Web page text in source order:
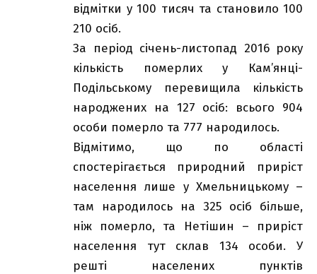
відмітки у 100 тисяч та становило 100
210 осіб.
За період січень-листопад 2016 року
кількість померлих у Кам’янці-
Подільському перевищила кількість
народжених на 127 осіб: всього 904
особи померло та 777 народилось.
Відмітимо, що по області
спостерігається природний приріст
населення лише у Хмельницькому –
там народилось на 325 осіб більше,
ніж померло, та Нетішин – приріст
населення тут склав 134 особи. У
решті населених пунктів